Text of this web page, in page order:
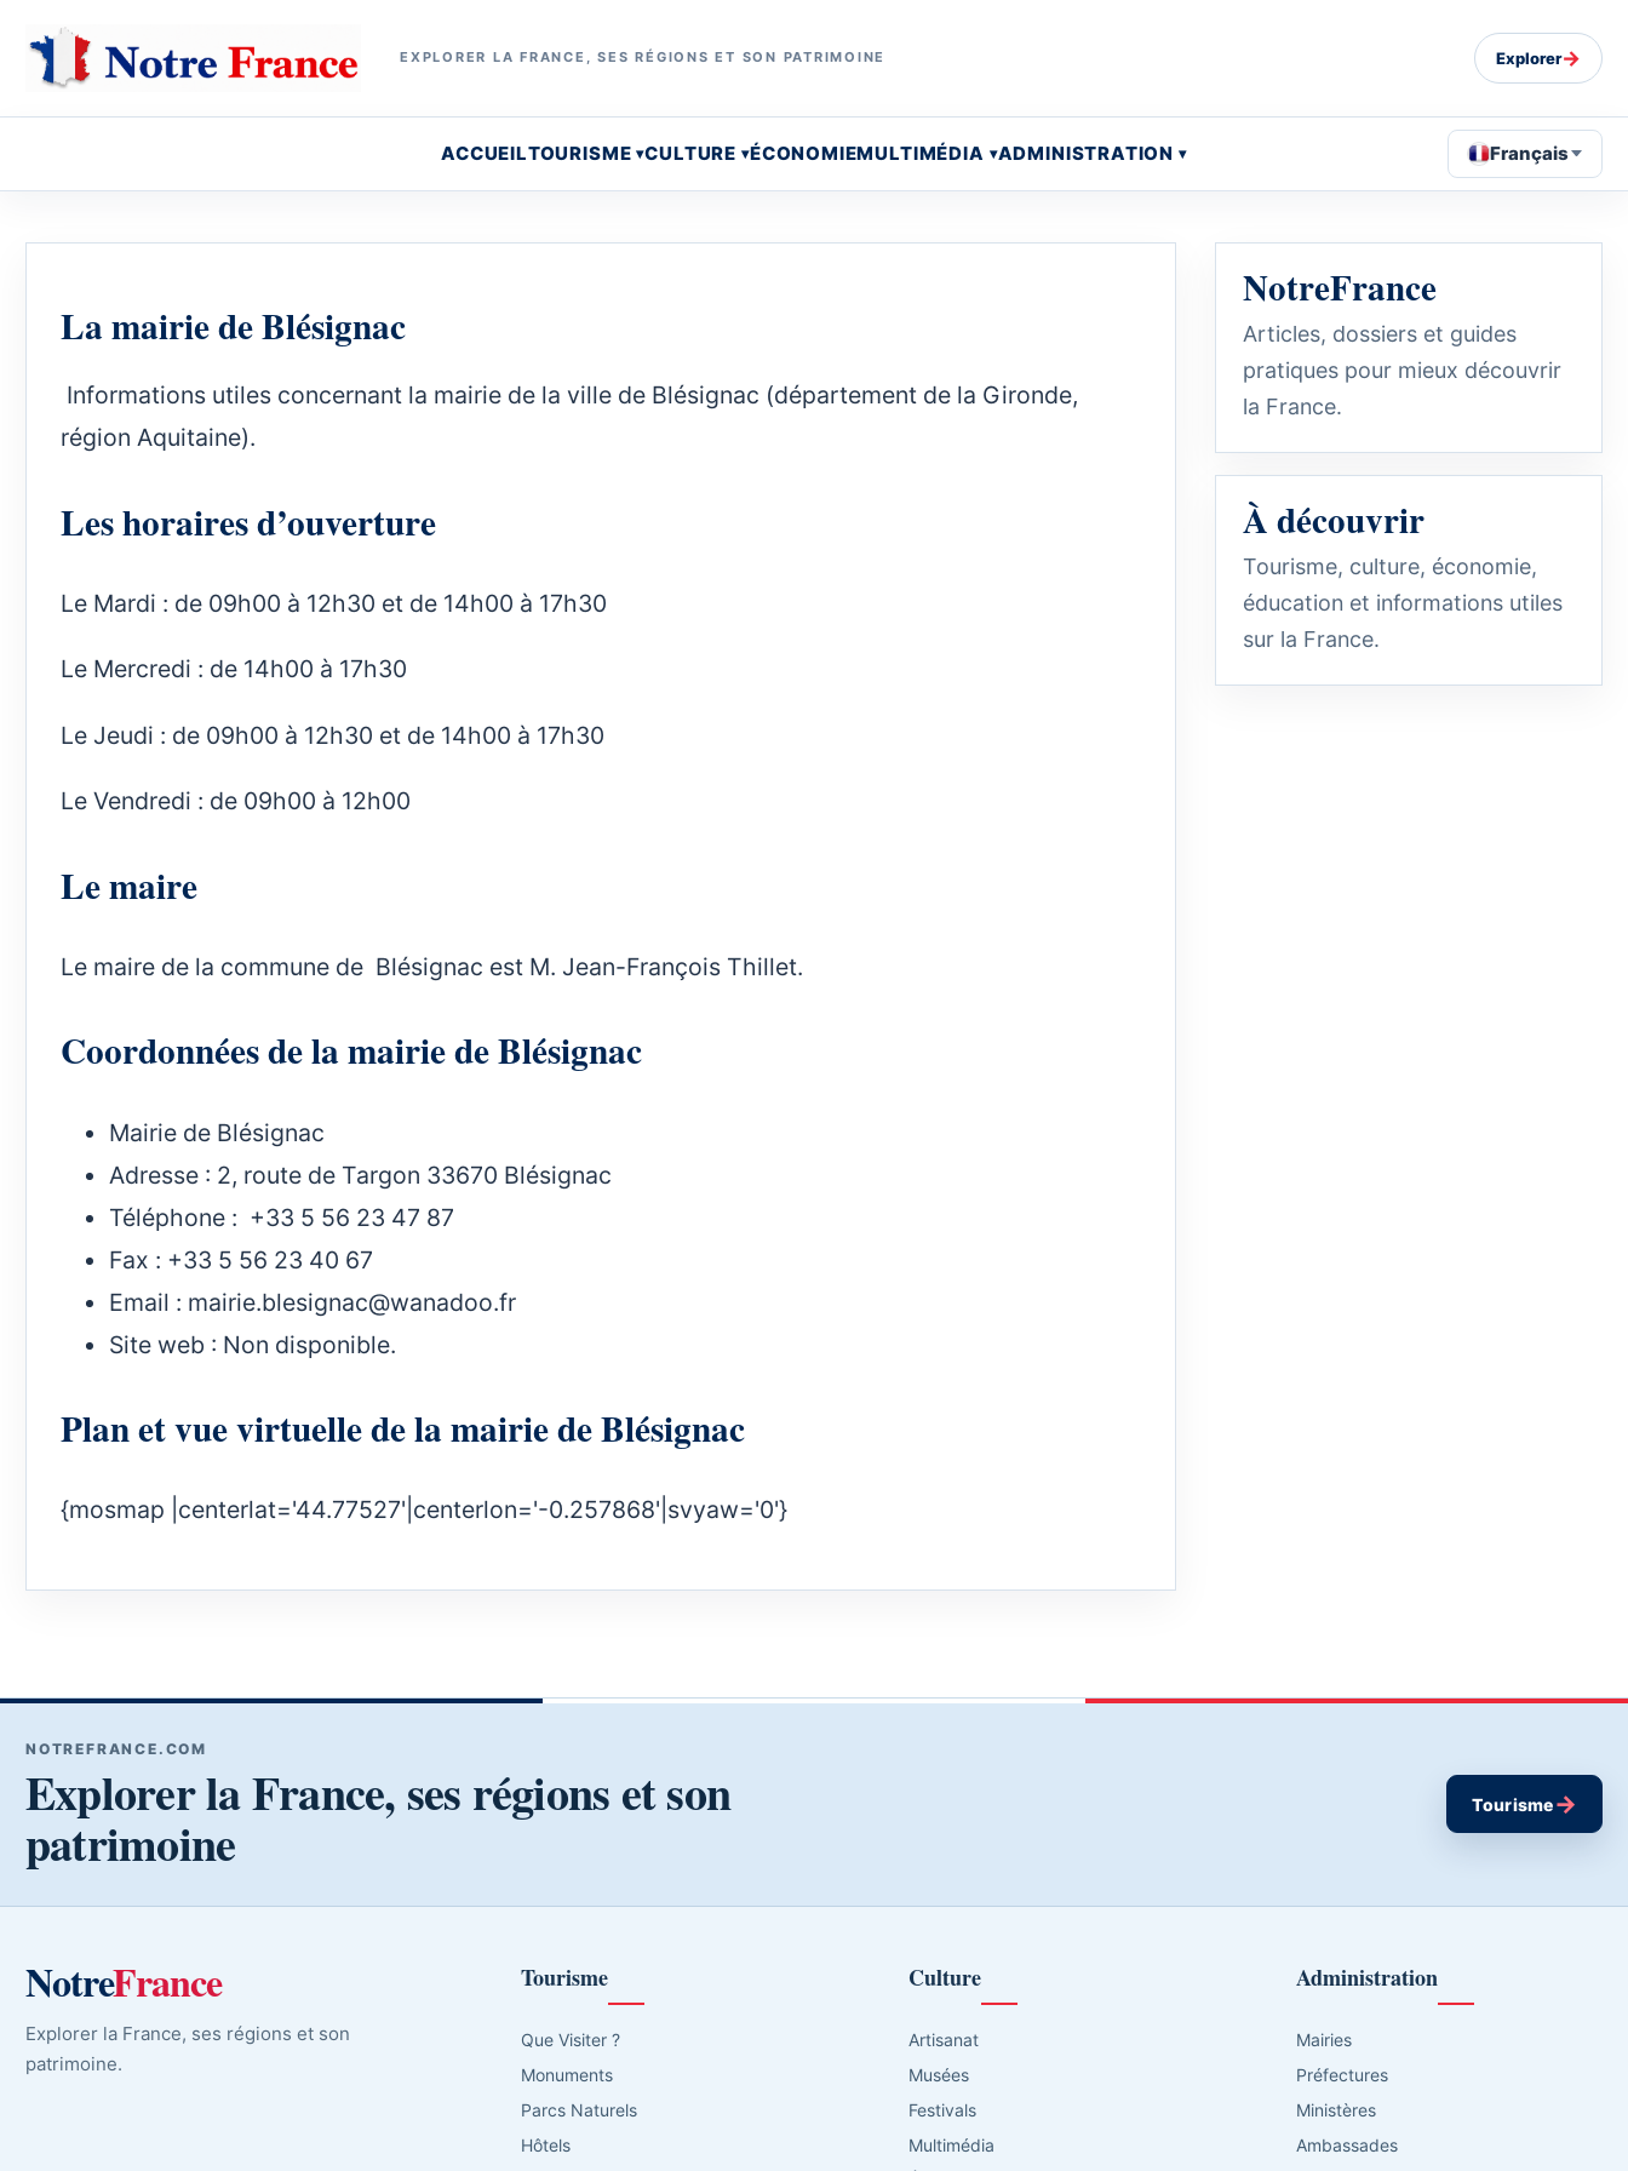
EXPLORER LA FRANCE, SES RÉGIONS ET SON PATRIMOINE Explorer→
ACCUEILTOURISME CULTURE ÉCONOMIEMULTIMÉDIA ADMINISTRATION Français
La mairie de Blésignac
Informations utiles concernant la mairie de la ville de Blésignac (département de la Gironde,
région Aquitaine).
Les horaires d’ouverture
Le Mardi : de 09h00 à 12h30 et de 14h00 à 17h30
Le Mercredi : de 14h00 à 17h30
Le Jeudi : de 09h00 à 12h30 et de 14h00 à 17h30
Le Vendredi : de 09h00 à 12h00
Le maire
Le maire de la commune de Blésignac est M. Jean-François Thillet.
Coordonnées de la mairie de Blésignac
Mairie de Blésignac
Adresse : 2, route de Targon 33670 Blésignac
Téléphone : +33 5 56 23 47 87
Fax : +33 5 56 23 40 67
Email : mairie.blesignac@wanadoo.fr
Site web : Non disponible.
Plan et vue virtuelle de la mairie de Blésignac
{mosmap |centerlat='44.77527'|centerlon='-0.257868'|svyaw='0'}
NotreFrance
Articles, dossiers et guides
pratiques pour mieux découvrir
la France.
À découvrir
Tourisme, culture, économie,
éducation et informations utiles
sur la France.
NOTREFRANCE.COM
Explorer la France, ses régions et son
patrimoine
Tourisme→
NotreFrance
Explorer la France, ses régions et son
patrimoine.
Tourisme
Que Visiter ?
Monuments
Parcs Naturels
Hôtels
Culture
Artisanat
Musées
Festivals
Multimédia
Administration
Mairies
Préfectures
Ministères
Ambassades